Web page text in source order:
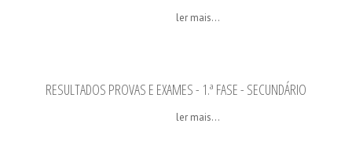
ler mais...
RESULTADOS PROVAS E EXAMES - 1.ª FASE - SECUNDÁRIO
ler mais...